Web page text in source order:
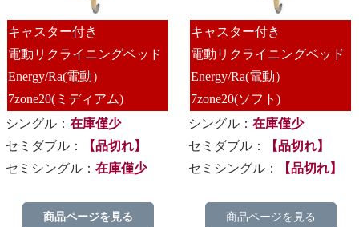
キャスター付き
電動リクライニングベッド
Energy/Ra(電動）
7zone20(ミディアム)
シングル： 在庫僅少
セミダブル：
【品切れ】
セミシングル： 在庫僅少
商品ページを見る
キャスター付き
電動リクライニングベッド
Energy/Ra(電動）
7zone20(ソフト)
シングル：在庫僅少
セミダブル：
【品切れ】
セミシングル：
【品切れ】
商品ページを見る